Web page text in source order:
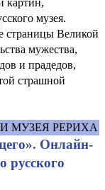
картин,
музея.
страницы Великой
мужества,
и прадедов,
страшной
МУЗЕЯ РЕРИХА
Онлайн-
русского